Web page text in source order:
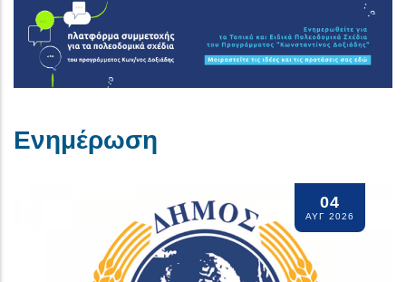
Ενημέρωση
04
ΑΥΓ 2026
ΑΝΑΚΟΙΝΩΣΗ: Έκτακτη
διακοπή υδροδότησης στη
Μαγούλα